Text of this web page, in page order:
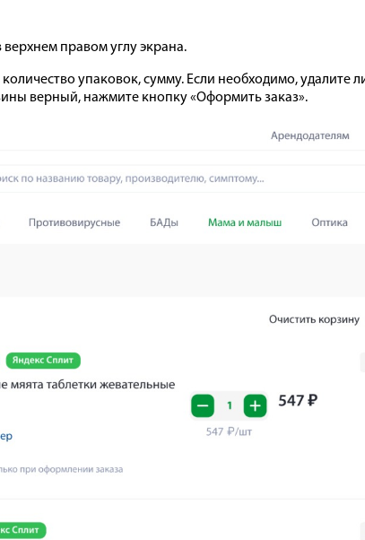
правом углу экрана.
упаковок, сумму. Если необходимо,
верный, нажмите кнопку «Оформить заказ».